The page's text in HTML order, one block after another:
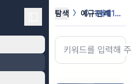
탐색 예규·판례 1세대1주택에서 제외되는 고급주택을 ...